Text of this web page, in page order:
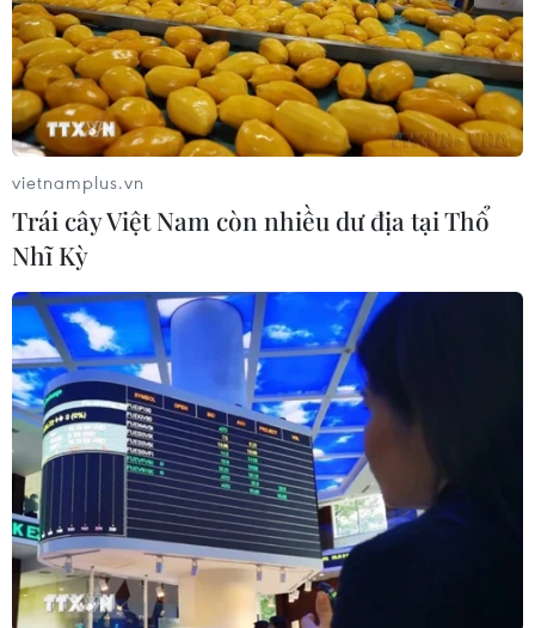
vietnamplus.vn
Trái cây Việt Nam còn nhiều dư địa tại Thổ
Nhĩ Kỳ